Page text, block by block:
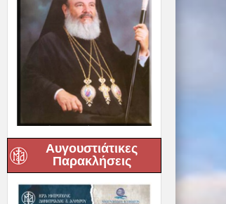
Αυγουστιάτικες
Παρακλήσεις